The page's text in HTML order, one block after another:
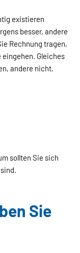
existieren
besser, andere
Rechnung tragen,
Gleiches
andere nicht.
sollten Sie sich
Sie